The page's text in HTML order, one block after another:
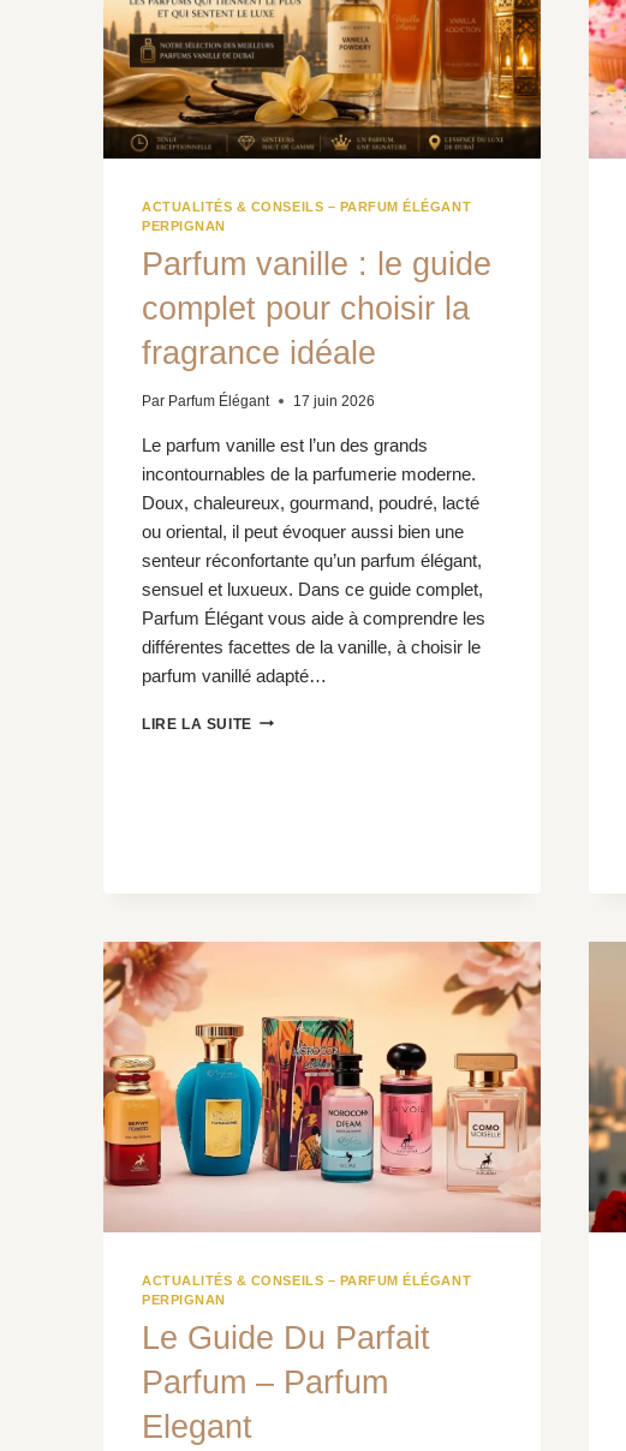
ACTUALITÉS & CONSEILS – PARFUM ÉLÉGANT
PERPIGNAN
Parfum vanille : le guide
complet pour choisir la
fragrance idéale
Par Parfum Élégant 17 juin 2026
Le parfum vanille est l’un des grands
incontournables de la parfumerie moderne.
Doux, chaleureux, gourmand, poudré, lacté
ou oriental, il peut évoquer aussi bien une
senteur réconfortante qu’un parfum élégant,
sensuel et luxueux. Dans ce guide complet,
Parfum Élégant vous aide à comprendre les
différentes facettes de la vanille, à choisir le
parfum vanillé adapté…
LIRE LA SUITEPARFUM
IDÉALE
ACTUALITÉS & CONSEILS – PARFUM ÉLÉGANT
PERPIGNAN
Le Guide Du Parfait
Parfum – Parfum
Elegant